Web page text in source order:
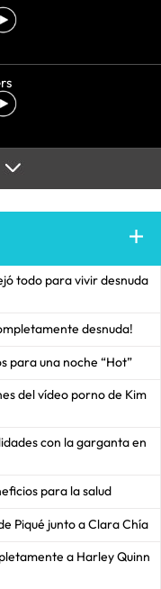
todo para vivir desnuda
desnuda!
para una noche “Hot”
del vídeo porno de Kim
con la garganta en
para la salud
Piqué junto a Clara Chía
a Harley Quinn